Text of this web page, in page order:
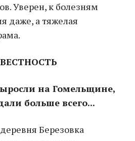
Уверен, к болезням
даже, а тяжелая
на Гомельщине,
больше всего...
Березовка